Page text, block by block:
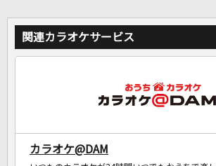
関連カラオケサービス
カラオケ@DAM